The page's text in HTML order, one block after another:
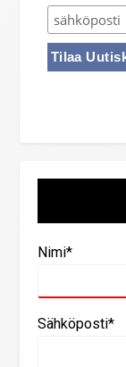
Nimi*
Sähköposti*